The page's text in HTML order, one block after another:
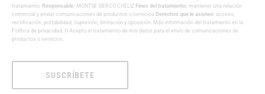
tratamiento: Responsable: MONTSE SIERCO CHELIZ Fines del tratamiento: mantener una relación
comercial y enviar comunicaciones de productos o servicios Derechos que le asisten: acceso,
rectificación, portabilidad, supresión, limitación y oposición. Más información del tratamiento en la
Política de privacidad . O Acepto el tratamiento de mis datos para el envío de comunicaciones de
productos o servicios.
SUSCRÍBETE